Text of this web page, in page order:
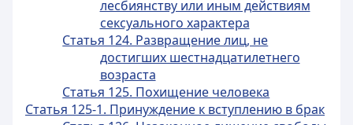
лесбиянству или иным действиям
сексуального характера
Статья 124. Развращение лиц, не
достигших шестнадцатилетнего
возраста
Статья 125. Похищение человека
Статья 125-1. Принуждение к вступлению в брак